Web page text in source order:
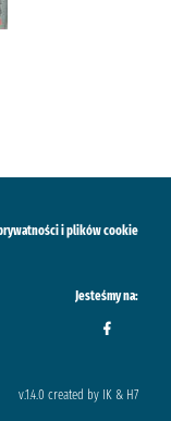
i plików cookie
Jesteśmy na:
v.1.4.0 created by IK & H7